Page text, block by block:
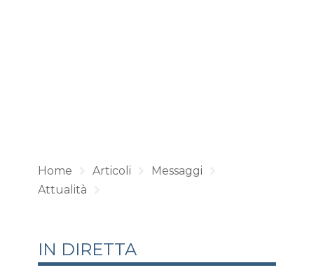
Home Articoli
Messaggi
Attualità
IN DIRETTA